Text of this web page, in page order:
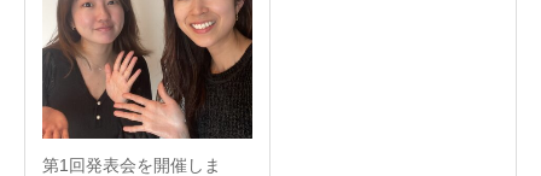
第1回発表会を開催しま